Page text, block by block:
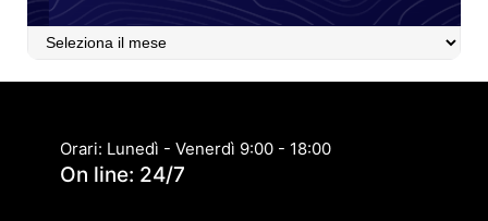
Articoli
Orari: Lunedì - Venerdì 9:00 - 18:00
On line: 24/7